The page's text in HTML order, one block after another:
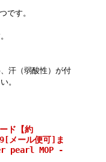
です。
汗（弱酸性）が付
。
ド【約
メール便可]ま
pearl MOP -